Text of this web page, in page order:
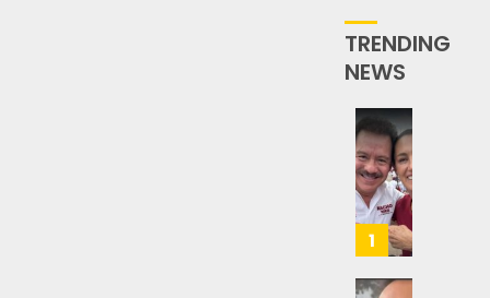
TRENDING
NEWS
1